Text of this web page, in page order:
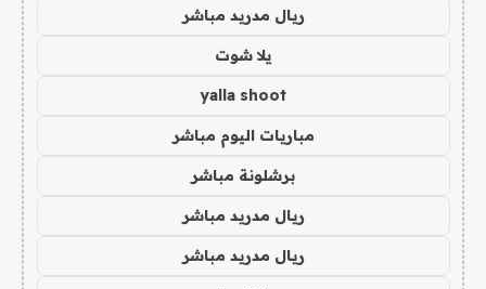
ريال مدريد مباشر
يلا شوت
yalla shoot
مباريات اليوم مباشر
برشلونة مباشر
ريال مدريد مباشر
ريال مدريد مباشر